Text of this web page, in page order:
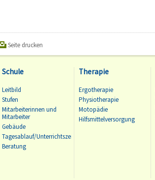
Seite drucken
Schule
Leitbild
Stufen
Mitarbeiterinnen und
Mitarbeiter
Gebäude
Tagesablauf/Unterrichtszeiten
Beratung
Therapie
Ergotherapie
Physiotherapie
Motopädie
Hilfsmittelversorgung